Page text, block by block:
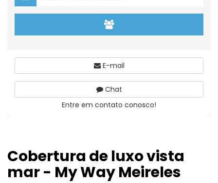
Cobertura de luxo vista
mar - My Way Meireles
E-mail
Chat
Entre em contato conosco!